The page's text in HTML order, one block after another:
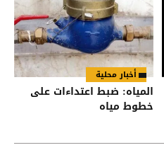
أخبار محلية
المياه: ضبط اعتداءات على
خطوط مياه